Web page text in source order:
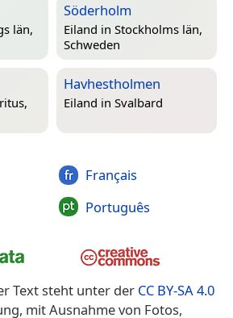
län,
Söderholm
Eiland in Stockholms län,
Schweden
Havhestholmen
Eiland in Svalbard
Français
Português
Text steht unter der CC BY-SA 4.0
mit Ausnahme von Fotos,